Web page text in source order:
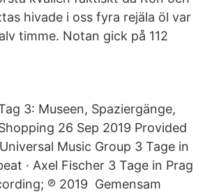
hivade i oss fyra rejäla öl var
timme. Notan gick på 112
3: Museen, Spaziergänge,
26 Sep 2019 Provided
Music Group 3 Tage in
· Axel Fischer 3 Tage in Prag
℗ 2019 Gemensam